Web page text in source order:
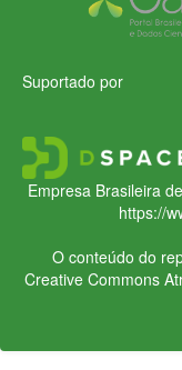
Suportado por
Empresa Brasileira
https://
O conteúdo do
Creative Commons